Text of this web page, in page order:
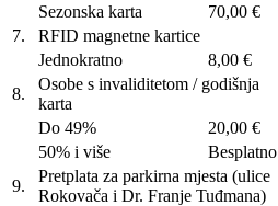
Sezonska karta
70,00 €
7.
RFID magnetne kartice
Jednokratno
8,00 €
8.
Osobe s invaliditetom / godišnja
karta
Do 49%
20,00 €
50% i više
Besplatno
9.
Pretplata za parkirna mjesta (ulice
Rokovača i Dr. Franje Tuđmana)